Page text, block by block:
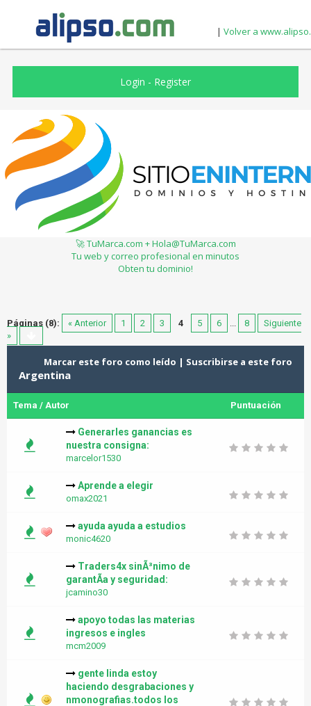
| Volver a
Login - Register
🚀 TuMarca.com + Hola@TuMarca.com
Tu web y correo profesional en minutos
Obten tu dominio!
Páginas (8): « Anterior 1 2 3 4 5 6 ... 8
Siguiente
»
Marcar este foro como leído | Suscribirse a este foro
Argentina
Tema / Autor Puntuación
Generarles ganancias es
nuestra consigna:
marcelor1530
Aprende a elegir
omax2021
ayuda ayuda a estudios
monic4620
Traders4x sinÃ³nimo de
garantÃ­a y seguridad:
jcamino30
apoyo todas las materias
ingresos e ingles
mcm2009
gente linda estoy
haciendo desgrabaciones y
nmonografias.todos los